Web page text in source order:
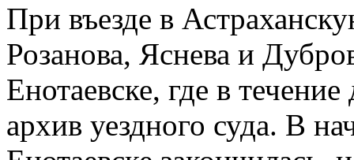
При въезде в
Розанова, Яснева и
Енотаевске, где в
архив уездного суда. В